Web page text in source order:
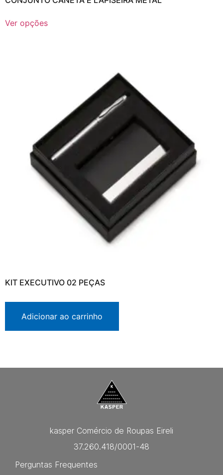
Ver opções
KIT EXECUTIVO 02 PEÇAS
Adicionar ao carrinho
kasper Comércio de Roupas Eireli
37.260.418/0001-48
Perguntas Frequentes